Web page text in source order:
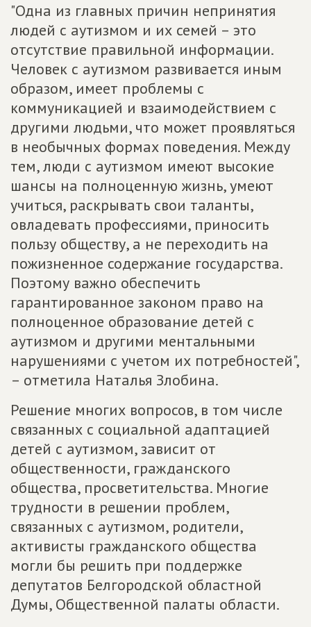
"Одна из главных причин непринятия
людей с аутизмом и их семей – это
отсутствие правильной информации.
Человек с аутизмом развивается иным
образом, имеет проблемы с
коммуникацией и взаимодействием с
другими людьми, что может проявляться
в необычных формах поведения. Между
тем, люди с аутизмом имеют высокие
шансы на полноценную жизнь, умеют
учиться, раскрывать свои таланты,
овладевать профессиями, приносить
пользу обществу, а не переходить на
пожизненное содержание государства.
Поэтому важно обеспечить
гарантированное законом право на
полноценное образование детей с
аутизмом и другими ментальными
нарушениями с учетом их потребностей",
– отметила Наталья Злобина.
Решение многих вопросов, в том числе
связанных с социальной адаптацией
детей с аутизмом, зависит от
общественности, гражданского
общества, просветительства. Многие
трудности в решении проблем,
связанных с аутизмом, родители,
активисты гражданского общества
могли бы решить при поддержке
депутатов Белгородской областной
Думы, Общественной палаты области.